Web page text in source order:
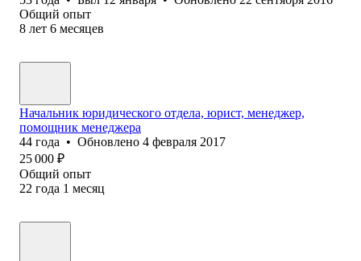
Общий опыт
8 лет 6 месяцев
Начальник юридического отдела, юрист, менеджер,
помощник менеджера
44 года • Обновлено 4 февраля 2017
25 000 ₽
Общий опыт
22 года 1 месяц